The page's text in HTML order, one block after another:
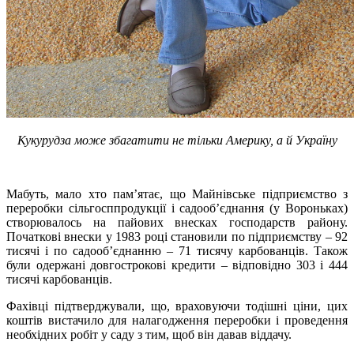
Кукурудза може збагатити не тільки Америку, а й Україну
Мабуть, мало хто пам’ятає, що Майнівське підприємство з
переробки сільгосппродукції і садооб’єднання (у Вороньках)
створювалось на пайових внесках господарств району.
Початкові внески у 1983 році становили по підприємству – 92
тисячі і по садооб’єднанню – 71 тисячу карбованців. Також
були одержані довгострокові кредити – відповідно 303 і 444
тисячі карбованців.
Фахівці підтверджували, що, враховуючи тодішні ціни, цих
коштів вистачило для налагодження переробки і проведення
необхідних робіт у саду з тим, щоб він давав віддачу.